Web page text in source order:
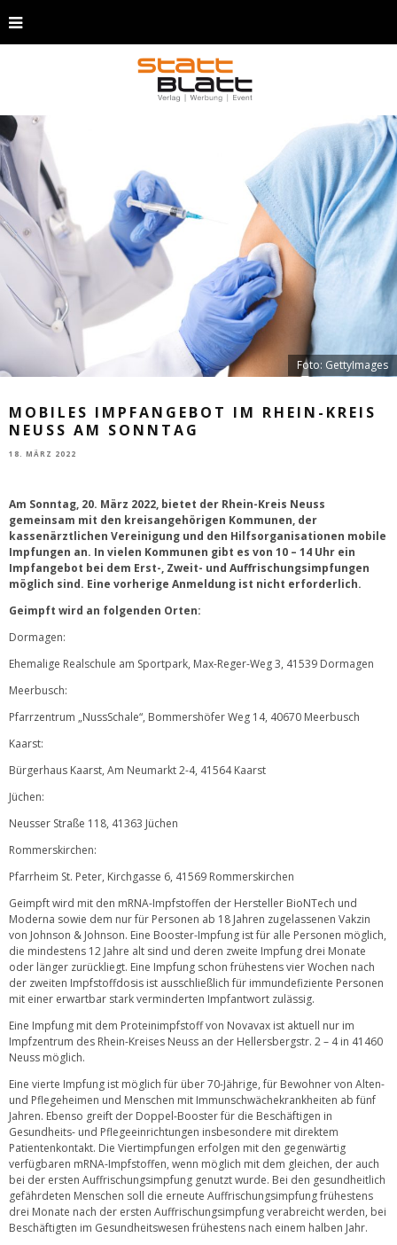
Foto: GettyImages
MOBILES IMPFANGEBOT IM RHEIN-KREIS
NEUSS AM SONNTAG
18. MÄRZ 2022
Am Sonntag, 20. März 2022, bietet der Rhein-Kreis Neuss
gemeinsam mit den kreisangehörigen Kommunen, der
kassenärztlichen Vereinigung und den Hilfsorganisationen mobile
Impfungen an. In vielen Kommunen gibt es von 10 – 14 Uhr ein
Impfangebot bei dem Erst-, Zweit- und Auffrischungsimpfungen
möglich sind. Eine vorherige Anmeldung ist nicht erforderlich.
Geimpft wird an folgenden Orten:
Dormagen:
Ehemalige Realschule am Sportpark, Max-Reger-Weg 3, 41539 Dormagen
Meerbusch:
Pfarrzentrum „NussSchale“, Bommershöfer Weg 14, 40670 Meerbusch
Kaarst:
Bürgerhaus Kaarst, Am Neumarkt 2-4, 41564 Kaarst
Jüchen:
Neusser Straße 118, 41363 Jüchen
Rommerskirchen:
Pfarrheim St. Peter, Kirchgasse 6, 41569 Rommerskirchen
Geimpft wird mit den mRNA-Impfstoffen der Hersteller BioNTech und
Moderna sowie dem nur für Personen ab 18 Jahren zugelassenen Vakzin
von Johnson & Johnson. Eine Booster-Impfung ist für alle Personen möglich,
die mindestens 12 Jahre alt sind und deren zweite Impfung drei Monate
oder länger zurückliegt. Eine Impfung schon frühestens vier Wochen nach
der zweiten Impfstoffdosis ist ausschließlich für immundefiziente Personen
mit einer erwartbar stark verminderten Impfantwort zulässig.
Eine Impfung mit dem Proteinimpfstoff von Novavax ist aktuell nur im
Impfzentrum des Rhein-Kreises Neuss an der Hellersbergstr. 2 – 4 in 41460
Neuss möglich.
Eine vierte Impfung ist möglich für über 70-Jährige, für Bewohner von Alten-
und Pflegeheimen und Menschen mit Immunschwächekrankheiten ab fünf
Jahren. Ebenso greift der Doppel-Booster für die Beschäftigen in
Gesundheits- und Pflegeeinrichtungen insbesondere mit direktem
Patientenkontakt. Die Viertimpfungen erfolgen mit den gegenwärtig
verfügbaren mRNA-Impfstoffen, wenn möglich mit dem gleichen, der auch
bei der ersten Auffrischungsimpfung genutzt wurde. Bei den gesundheitlich
gefährdeten Menschen soll die erneute Auffrischungsimpfung frühestens
drei Monate nach der ersten Auffrischungsimpfung verabreicht werden, bei
Beschäftigten im Gesundheitswesen frühestens nach einem halben Jahr.